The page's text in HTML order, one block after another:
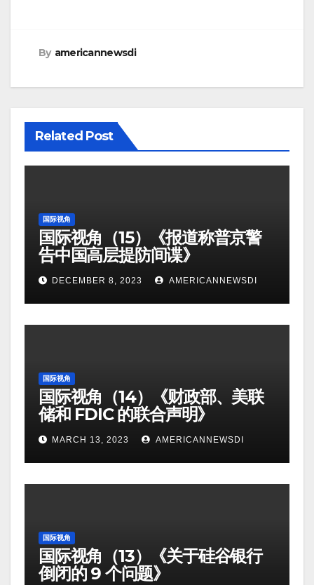
By americannewsdi
Related Post
国际视角
国际视角（15）《报道称普京警
告中国高层提防间谍》
DECEMBER 8, 2023 AMERICANNEWSDI
国际视角
国际视角（14）《财政部、美联
储和 FDIC 的联合声明》
MARCH 13, 2023 AMERICANNEWSDI
国际视角
国际视角（13）《关于硅谷银行
倒闭的 9 个问题》